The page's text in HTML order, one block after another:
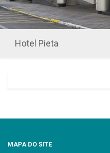
Hotel Pieta
MAPA DO SITE